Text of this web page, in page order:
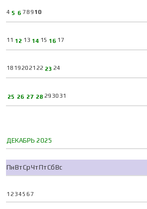
4 5 6 789 10
11 12 13 14 15 16 17
18 192021 22 23 24
25 26 27 28 29 30 31
ДЕКАБРЬ 2025
ПнВтСрЧтПтСбВс
1 2 345 67